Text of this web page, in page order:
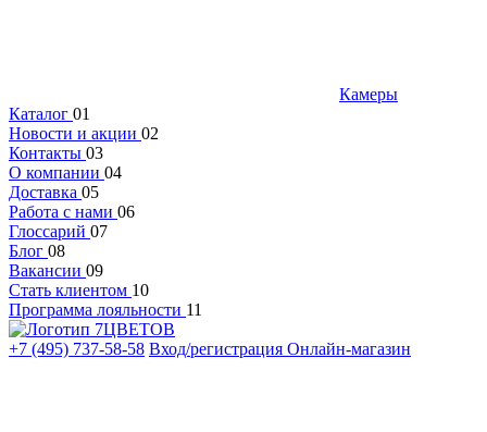
Камеры
Каталог 01
Новости и акции 02
Контакты 03
О компании 04
Доставка 05
Работа с нами 06
Глоссарий 07
Блог 08
Вакансии 09
Стать клиентом 10
Программа лояльности 11
+7 (495) 737-58-58 Вход/регистрация Онлайн-магазин